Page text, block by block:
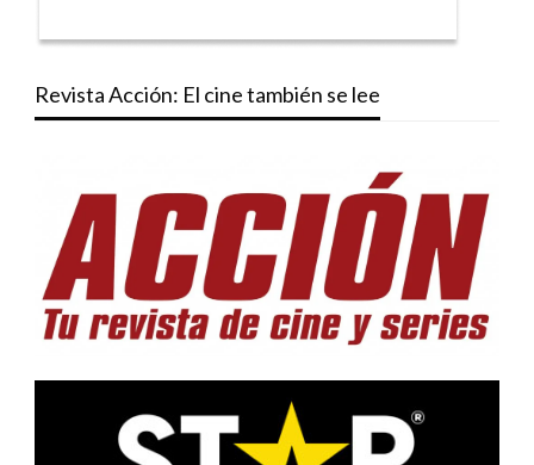
Revista Acción: El cine también se lee